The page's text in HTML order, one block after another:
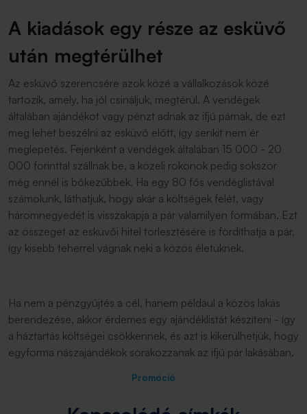
A kiadások egy része az esküvő
után megtérülhet
Az esküvő szerencsére azok közé a vállalkozások közé
tartozik, amely, ha jól csináljuk, megtérül. A vendégek
általában ajándékot vagy pénzt adnak az ifjú párnak, de ezt
meg lehet beszélni az esküvő előtt, így senkit nem ér
meglepetés. Fejenként a vendégek általában 15 000 - 20
000 forinttal szállnak be, a közeli rokonok pedig sokszor
még ennél is bőkezűbbek. Ha egy 80 fős vendéglistával
számolunk, láthatjuk, hogy akár a költségek felét, vagy
háromnegyedét is visszakapja a pár valamilyen formában. Ezt
az összeget az esküvői hitel törlesztésére is fordíthatja a pár,
így kisebb teherrel vágnak neki a közös életüknek.
Ha nem a pénzgyűjtés a cél, hanem például a közös lakás
berendezése, akkor érdemes egy ajándéklistát készíteni - így
a háztartás költségei csökkennek, és azt is kikerülhetjük, hogy
egyforma nászajándékok sorakozzanak az ifjú pár lakásában.
Promóció